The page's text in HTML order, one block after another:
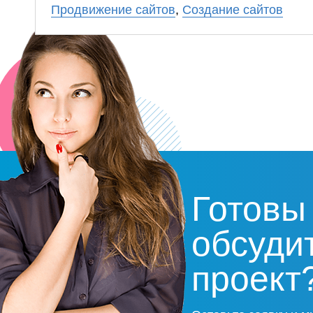
заказать продвижение в ООО
«Прогресс Сайт».
Продвижение сайтов, Создание сайтов
Готовы